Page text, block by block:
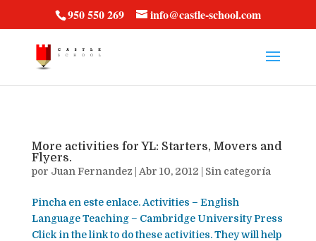
950 550 269 info@castle-school.com
More activities for YL: Starters, Movers and
Flyers.
por Juan Fernandez Abr 10, 2012 Sin categoría
Pincha en este enlace. Activities – English
Language Teaching – Cambridge University Press
Click in the link to do these activities. They will help